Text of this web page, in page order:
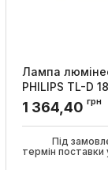
Лампа
PHILIPS TL-D
1SL/25
Артикул:
1 364,40 грн
Під
термін